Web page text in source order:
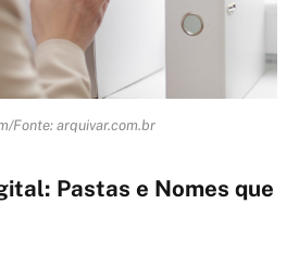
Fonte: arquivar.com.br
Pastas e Nomes que